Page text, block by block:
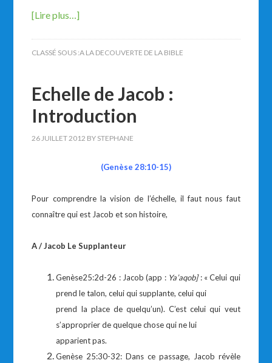
[Lire plus…]
CLASSÉ SOUS :A LA DECOUVERTE DE LA BIBLE
Echelle de Jacob :
Introduction
26 JUILLET 2012 BY STEPHANE
(Genèse 28:10-15)
Pour comprendre la vision de l’échelle, il faut nous faut
connaître qui est Jacob et son histoire,
A / Jacob Le Supplanteur
Genèse25:2d-26 : Jacob (app : Ya’aqob]: « Celui qui
prend le talon, celui qui supplante, celui qui
prend la place de quelqu’un). C’est celui qui veut
s’approprier de quelque chose qui ne lui
apparient pas.
Genèse 25:30-32: Dans ce passage, Jacob révèle